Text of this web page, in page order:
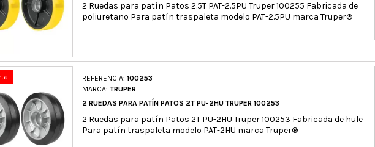
2 Ruedas para patín Patos 2.5T PAT-2.5PU Truper 100255 Fabricada de
poliuretano Para patín traspaleta modelo PAT-2.5PU marca Truper®
REFERENCIA: 100253
MARCA: TRUPER
2 RUEDAS PARA PATÍN PATOS 2T PU-2HU TRUPER 100253
2 Ruedas para patín Patos 2T PU-2HU Truper 100253 Fabricada de hule
Para patín traspaleta modelo PAT-2HU marca Truper®